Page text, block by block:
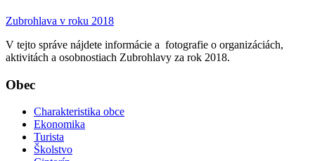
Zubrohlava v roku 2018
V tejto správe nájdete informácie a fotografie o organizáciách,
aktivitách a osobnostiach Zubrohlavy za rok 2018.
Obec
Charakteristika obce
Ekonomika
Turista
Školstvo